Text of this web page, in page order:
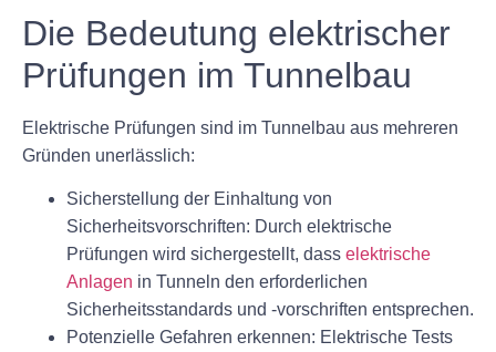
Die Bedeutung elektrischer
Prüfungen im Tunnelbau
Elektrische Prüfungen sind im Tunnelbau aus mehreren
Gründen unerlässlich:
Sicherstellung der Einhaltung von
Sicherheitsvorschriften: Durch elektrische
Prüfungen wird sichergestellt, dass elektrische
Anlagen in Tunneln den erforderlichen
Sicherheitsstandards und -vorschriften entsprechen.
Potenzielle Gefahren erkennen: Elektrische Tests